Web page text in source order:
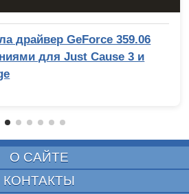
драйвер GeForce 359.06
для Just Cause 3 и
О САЙТЕ
КОНТАКТЫ